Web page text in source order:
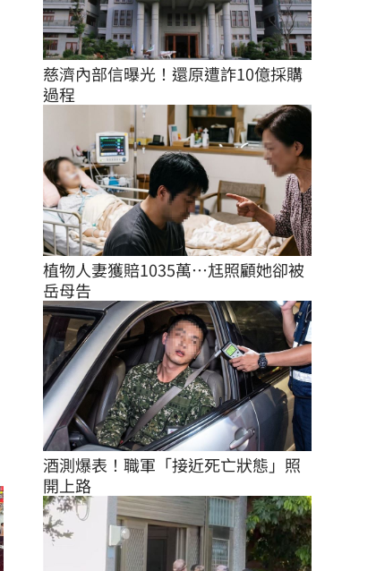
慈濟內部信曝光！還原遭詐10億採購
過程
植物人妻獲賠1035萬…尪照顧她卻被
岳母告
酒測爆表！職軍「接近死亡狀態」照
開上路